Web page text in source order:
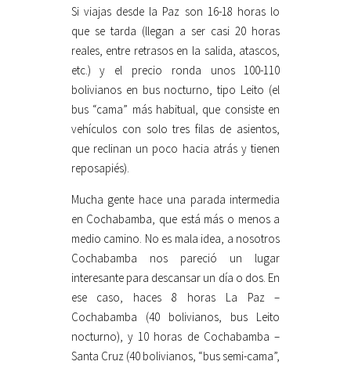
Si viajas desde la Paz son 16-18 horas lo
que se tarda (llegan a ser casi 20 horas
reales, entre retrasos en la salida, atascos,
etc.) y el precio ronda unos 100-110
bolivianos en bus nocturno, tipo Leito (el
bus “cama” más habitual, que consiste en
vehículos con solo tres filas de asientos,
que reclinan un poco hacia atrás y tienen
reposapiés).
Mucha gente hace una parada intermedia
en Cochabamba, que está más o menos a
medio camino. No es mala idea, a nosotros
Cochabamba nos pareció un lugar
interesante para descansar un día o dos. En
ese caso, haces 8 horas La Paz –
Cochabamba (40 bolivianos, bus Leito
nocturno), y 10 horas de Cochabamba –
Santa Cruz (40 bolivianos, “bus semi-cama”,